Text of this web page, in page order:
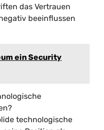
das Vertrauen
beeinflussen
ein Security
technologische